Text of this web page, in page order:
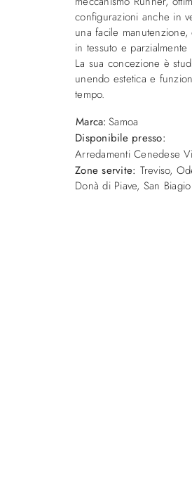
configurazioni anche in
una facile
in tessuto e
La sua concezione è
unendo estetica e
tempo.
Marca: Samoa
Disponibile presso:
Arredamenti Cenedese
Zone servite: Treviso,
Donà di Piave, San